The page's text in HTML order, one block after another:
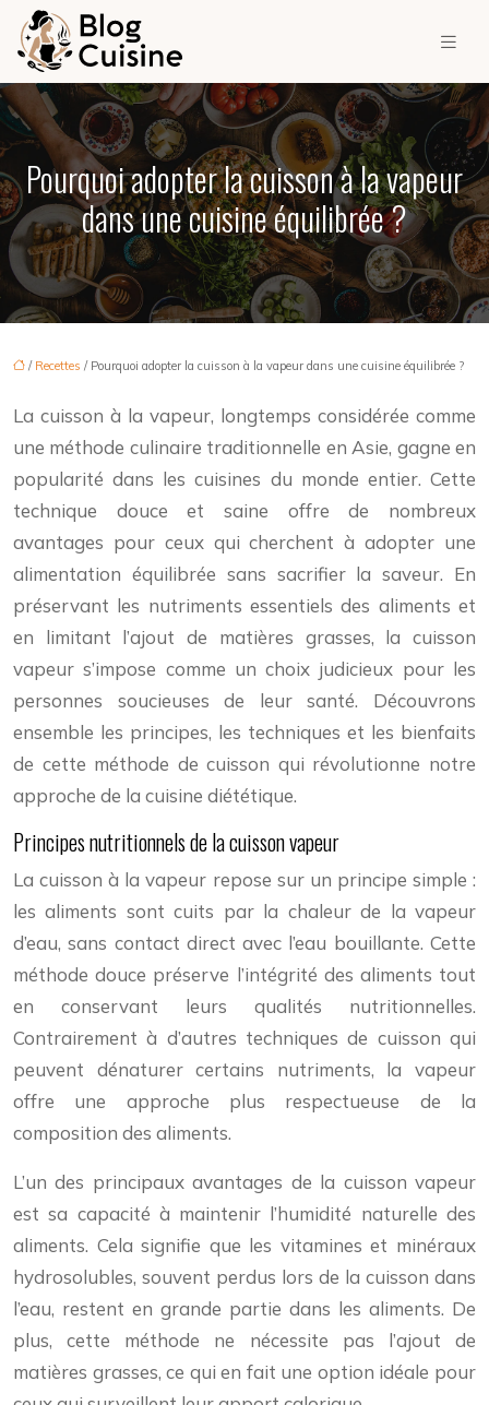
Pourquoi adopter la cuisson à la vapeur
dans une cuisine équilibrée ?
/ Recettes / Pourquoi adopter la cuisson à la vapeur dans une cuisine équilibrée ?
La cuisson à la vapeur, longtemps considérée comme
une méthode culinaire traditionnelle en Asie, gagne en
popularité dans les cuisines du monde entier. Cette
technique douce et saine offre de nombreux
avantages pour ceux qui cherchent à adopter une
alimentation équilibrée sans sacrifier la saveur. En
préservant les nutriments essentiels des aliments et
en limitant l’ajout de matières grasses, la cuisson
vapeur s’impose comme un choix judicieux pour les
personnes soucieuses de leur santé. Découvrons
ensemble les principes, les techniques et les bienfaits
de cette méthode de cuisson qui révolutionne notre
approche de la cuisine diététique.
Principes nutritionnels de la cuisson vapeur
La cuisson à la vapeur repose sur un principe simple :
les aliments sont cuits par la chaleur de la vapeur
d’eau, sans contact direct avec l’eau bouillante. Cette
méthode douce préserve l’intégrité des aliments tout
en conservant leurs qualités nutritionnelles.
Contrairement à d’autres techniques de cuisson qui
peuvent dénaturer certains nutriments, la vapeur
offre une approche plus respectueuse de la
composition des aliments.
L’un des principaux avantages de la cuisson vapeur
est sa capacité à maintenir l’humidité naturelle des
aliments. Cela signifie que les vitamines et minéraux
hydrosolubles, souvent perdus lors de la cuisson dans
l’eau, restent en grande partie dans les aliments. De
plus, cette méthode ne nécessite pas l’ajout de
matières grasses, ce qui en fait une option idéale pour